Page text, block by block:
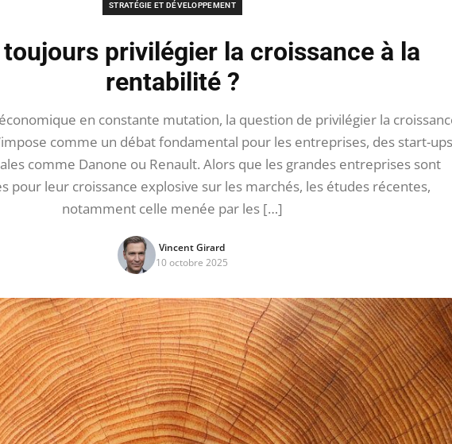
STRATÉGIE ET DÉVELOPPEMENT
privilégier la croissance à la
rentabilité ?
en constante mutation, la question de privilégier la
comme un débat fondamental pour les entreprises, des start-ups
comme Danone ou Renault. Alors que les grandes entreprises sont
pour leur croissance explosive sur les marchés, les études récentes,
notamment celle menée par les […]
Vincent Girard
10 octobre 2025